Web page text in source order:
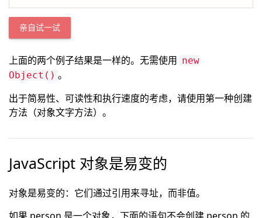
亲自试一试
上面的两个例子结果是一样的。无需使用 new
Object() 。
出于简易性、可读性和执行速度的考虑，请使用第一种创建
方法（对象文字方法）。
JavaScript 对象是易变的
对象是易变的：它们通过引用来寻址，而非值。